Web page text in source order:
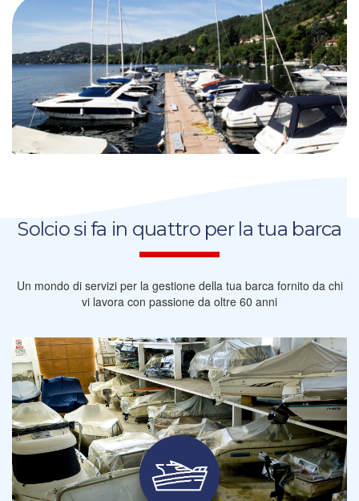
Solcio si fa in quattro per la tua barca
Un mondo di servizi per la gestione della tua barca fornito da chi
vi lavora con passione da oltre 60 anni